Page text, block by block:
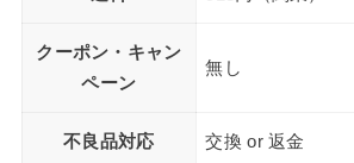
クーポン・キャン
ペーン
無し
不良品対応 交換 or 返金